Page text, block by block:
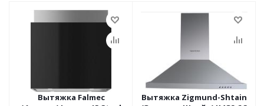
Вытяжка Falmec
Вытяжка Zigmund-Shtain